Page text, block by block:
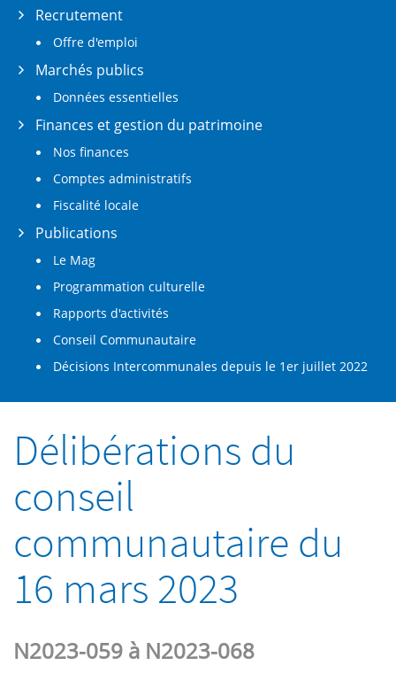
Recrutement
Offre d'emploi
Marchés publics
Données essentielles
Finances et gestion du patrimoine
Nos finances
Comptes administratifs
Fiscalité locale
Publications
Le Mag
Programmation culturelle
Rapports d'activités
Conseil Communautaire
Décisions Intercommunales depuis le 1er juillet 2022
Délibérations du
conseil
communautaire du
16 mars 2023
N2023-059 à N2023-068